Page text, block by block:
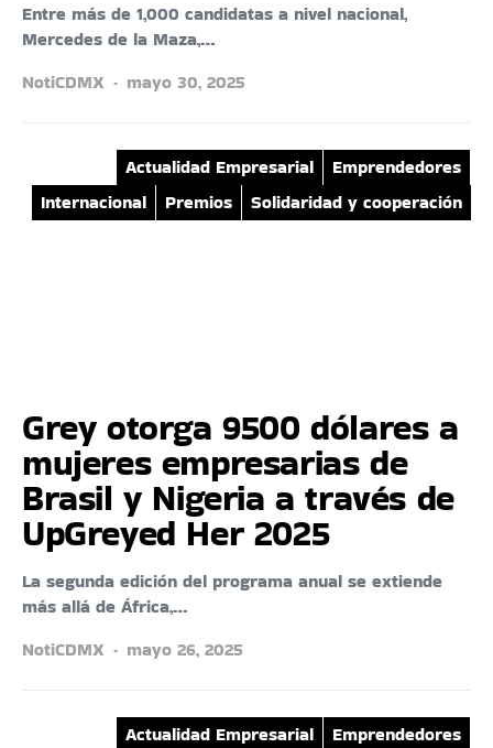
Entre más de 1,000 candidatas a nivel nacional,
Mercedes de la Maza,…
NotiCDMX
mayo 30, 2025
Actualidad Empresarial
Emprendedores
Internacional
Premios Solidaridad y cooperación
Grey otorga 9500 dólares a
mujeres empresarias de
Brasil y Nigeria a través de
UpGreyed Her 2025
La segunda edición del programa anual se extiende
más allá de África,…
NotiCDMX
mayo 26, 2025
Actualidad Empresarial
Emprendedores